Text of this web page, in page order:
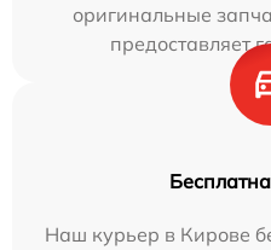
оригинальные
предоставляет
Наш курьер в Кирове